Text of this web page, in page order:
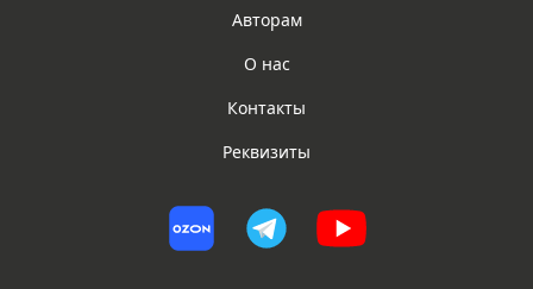
Авторам
О нас
Контакты
Реквизиты